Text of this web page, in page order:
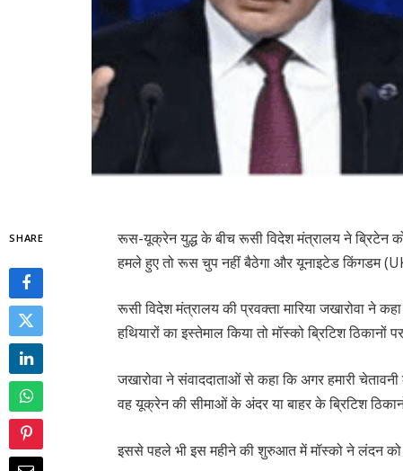
SHARE
रूस-यूक्रेन युद्ध के बीच रूसी विदेश मंत्रालय ने ब्रिटेन
हमले हुए तो रूस चुप नहीं बैठेगा और यूनाइटेड किंगडम
रूसी विदेश मंत्रालय की प्रवक्ता मारिया जखारोवा ने
हथियारों का इस्तेमाल किया तो मॉस्को ब्रिटिश ठिकानों
जखारोवा ने संवाददाताओं से कहा कि अगर हमारी
वह यूक्रेन की सीमाओं के अंदर या बाहर के ब्रिटिश
इससे पहले भी इस महीने की शुरुआत में मॉस्को ने लंदन को